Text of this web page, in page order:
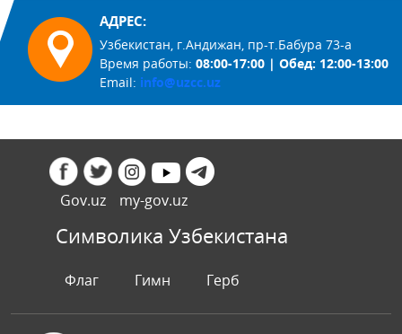
Gov.uz my-gov.uz
АДРЕС:
Узбекистан, г.Андижан, пр-т.Бабура 73-а
Время работы: 08:00-17:00 | Обед: 12:00-13:00
Email: info@uzcc.uz
Символика Узбекистана
Флаг Гимн Герб